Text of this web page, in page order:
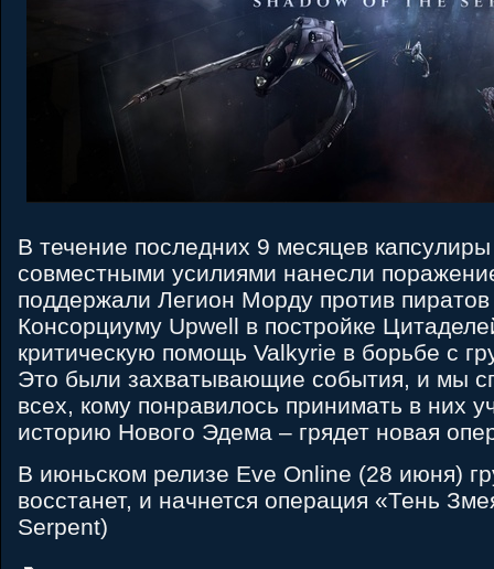
В течение последних 9 месяцев
совместными усилиями нанесли
поддержали Легион Морду против
Консорциуму Upwell в постройке
критическую помощь Valkyrie в борьбе с
Это были захватывающие события, и мы
всех, кому понравилось принимать в них
историю Нового Эдема – грядет новая
В июньском релизе Eve Online (28 июня)
восстанет, и начнется операция «Тень
Serpent)